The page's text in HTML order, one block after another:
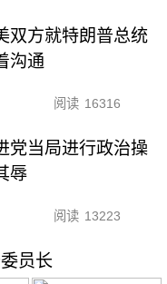
双方就特朗普总统
沟通
阅读 16316
党当局进行政治操
辱
阅读 13223
员长